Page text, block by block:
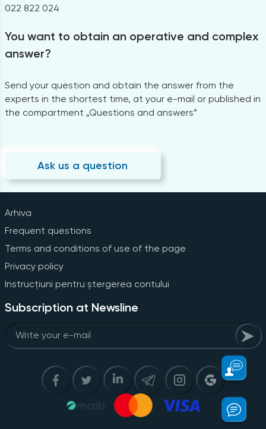
022 822 024
You want to obtain an operative and complex
answer?
Send your question and obtain the answer from the
experts in the shortest time, at your e-mail or published in
the compartment „Questions and answers”
Ask us a question
Arhiva
Frequent questions
Terms and conditions of use of the page
Privacy policy
Instrucțiuni pentru ștergerea contului
Subscription at Newsline